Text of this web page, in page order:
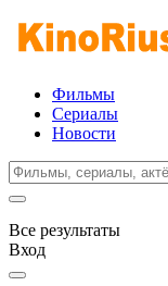
Фильмы
Сериалы
Новости
Все результаты
Вход